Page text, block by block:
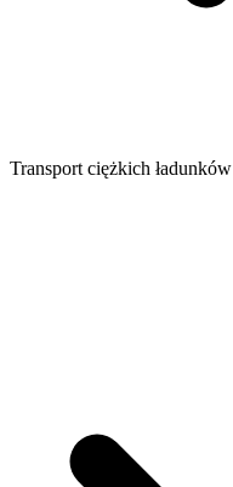
Transport ciężkich ładunków